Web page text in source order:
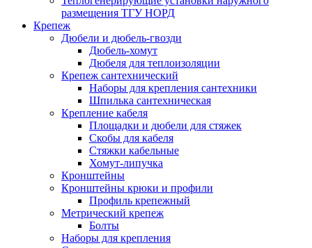
размещения ТГУ НОРД
Крепеж
Дюбели и дюбель-гвозди
Дюбель-хомут
Дюбеля для теплоизоляции
Крепеж сантехнический
Наборы для крепления сантехники
Шпилька сантехническая
Крепление кабеля
Площадки и дюбели для стяжек
Скобы для кабеля
Стяжки кабельные
Хомут-липучка
Кронштейны
Кронштейны крюки и профили
Профиль крепежный
Метрический крепеж
Болты
Наборы для крепления